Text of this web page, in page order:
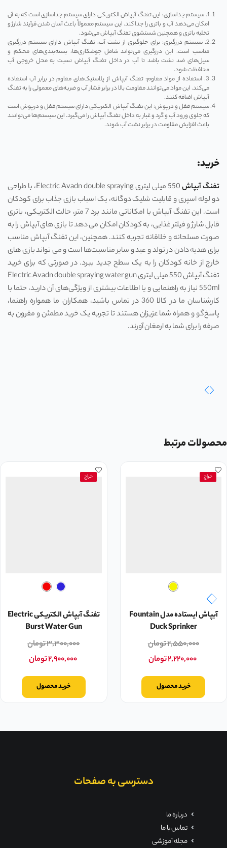
1. سیستم جداسازی: این تفنگ‌ آبپاش الکتریکی دارای سیستم جداسازی است که به آن
امکان می‌دهد آب و باتری را جدا کند. این سیستم معمولاً باعث آسان شدن فرآیند شارژ و
تخلیه باتری و همچنین شستشوی تفنگ آبپاش می‌شود.
2. سیستم درزگیری: برای جلوگیری از نشت آب، تفنگ آبپاش دارای سیستم درزگیری
مناسب است. این درزگیری می‌تواند شامل جوشکاری‌ها، بسته‌بندی‌های محکم و
سیل‌های ضد نشت باشد تا آب در داخل تفنگ آبپاش نسبت به محل خروجی آب
محافظت شود.
3. استفاده از مواد مقاوم: تفنگ آبپاش از پلاستیک‌های مقاوم در برابر آب استفاده
می‌کند. این مواد می‌توانند مقاومت بالا در برابر فشار آب و ضربه‌های معمولی را به تفنگ
آبپاش اضافه کنند.
سیستم قفل و درپوش: این تفنگ‌ آبپاش الکتریکی دارای سیستم قفل و درپوش است
که جلوی ورود آب و گرد و غبار به داخل تفنگ آبپاش را می‌گیرد. این سیستم‌ها می‌توانند
باعث افزایش مقاومت در برابر نشت آب شوند.
خرید:
تفنگ آبپاش
550 میلی لیتری Electric Avadn double spraying، با طراحی
دو لوله اسپری و قابلیت شلیک دوگانه، یک اسباب بازی جذاب برای کودکان
است. این تفنگ آبپاش با امکاناتی مانند برد 7 متر، حالت الکتریکی، باتری
قابل شارژ و فیلتر غذایی، به کودکان امکان می دهد تا بازی های آبپاش را به
صورت مسلحانه و خلاقانه تجربه کنند. همچنین، این تفنگ آبپاش مناسب
برای هدیه دادن در تولد و عید و سایر مناسبت‌ها است و می تواند بازی های
خارج از خانه کودکان را به یک سطح جدید ببرد. در صورتی که برای خرید
تفنگ آبپاش 550 میلی لیتری Electric Avadn double spraying water gun
550ml نیاز به راهنمایی و یا اطلاعات بیشتری از ویژگی‌های آن دارید، حتما با
کارشناسان ما در کالا 360 در تماس باشید، همکاران ما همواره راهنما،
پاسخ‌گو و همراه شما عزیزان هستند تا تجربه یک خرید مطمئن و مقرون به
صرفه را برای شما به ارمغان آورند.
محصولات مرتبط
حراج
آبپاش ایستاده مدل Fountain
Duck Sprinker
۲,۵۵۰,۰۰۰تومان
۲,۲۲۰,۰۰۰تومان
خرید محصول
حراج
تفنگ آبپاش الکتریکی Electric
Burst Water Gun
۳,۳۰۰,۰۰۰تومان
۲,۹۰۰,۰۰۰تومان
خرید محصول
دسترسی به صفحات
درباره ما
تماس با ما
مجله آموزشی